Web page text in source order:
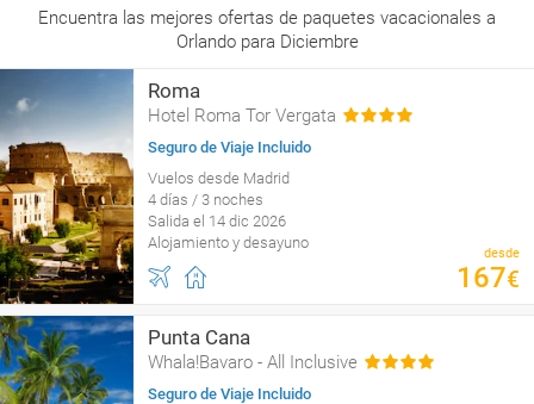
Encuentra las mejores ofertas de paquetes vacacionales a
Orlando para Diciembre
Roma
Hotel Roma Tor Vergata
Seguro de Viaje Incluido
Vuelos desde Madrid
4 días / 3 noches
Salida el 14 dic 2026
Alojamiento y desayuno
desde
167€
Punta Cana
Whala!Bavaro - All Inclusive
Seguro de Viaje Incluido